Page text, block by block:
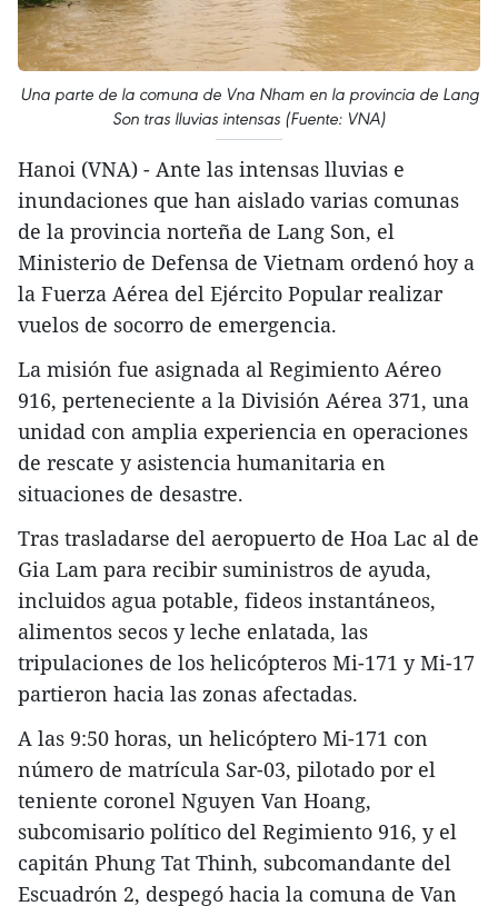
Una parte de la comuna de Vna Nham en la provincia de Lang
Son tras lluvias intensas (Fuente: VNA)
Hanoi (VNA) - Ante las intensas lluvias e
inundaciones que han aislado varias comunas
de la provincia norteña de Lang Son, el
Ministerio de Defensa de Vietnam ordenó hoy a
la Fuerza Aérea del Ejército Popular realizar
vuelos de socorro de emergencia.
La misión fue asignada al Regimiento Aéreo
916, perteneciente a la División Aérea 371, una
unidad con amplia experiencia en operaciones
de rescate y asistencia humanitaria en
situaciones de desastre.
Tras trasladarse del aeropuerto de Hoa Lac al de
Gia Lam para recibir suministros de ayuda,
incluidos agua potable, fideos instantáneos,
alimentos secos y leche enlatada, las
tripulaciones de los helicópteros Mi-171 y Mi-17
partieron hacia las zonas afectadas.
A las 9:50 horas, un helicóptero Mi-171 con
número de matrícula Sar-03, pilotado por el
teniente coronel Nguyen Van Hoang,
subcomisario político del Regimiento 916, y el
capitán Phung Tat Thinh, subcomandante del
Escuadrón 2, despegó hacia la comuna de Van